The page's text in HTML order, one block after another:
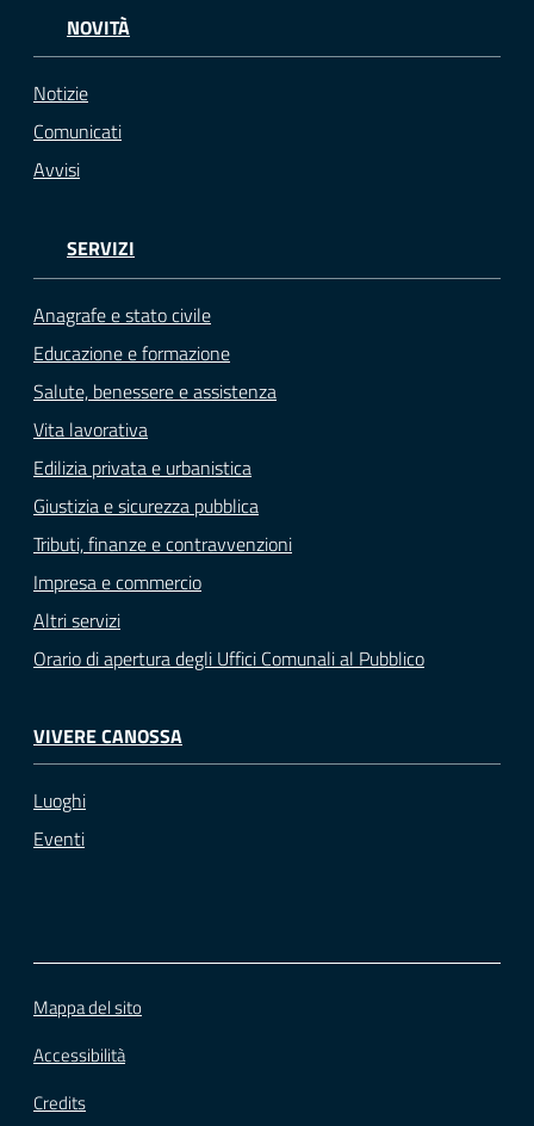
NOVITÀ
Notizie
Comunicati
Avvisi
SERVIZI
Anagrafe e stato civile
Educazione e formazione
Salute, benessere e assistenza
Vita lavorativa
Edilizia privata e urbanistica
Giustizia e sicurezza pubblica
Tributi, finanze e contravvenzioni
Impresa e commercio
Altri servizi
Orario di apertura degli Uffici Comunali al Pubblico
VIVERE CANOSSA
Luoghi
Eventi
Mappa del sito
Accessibilità
Credits